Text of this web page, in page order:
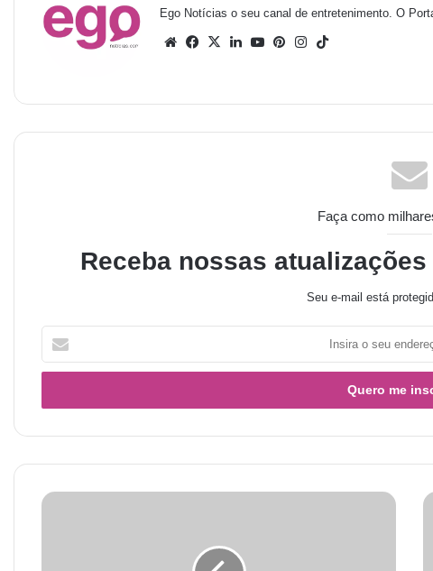
Ego Notícias o seu canal de entretenimento. O
Faça como
Receba nossas
Seu e-mail está